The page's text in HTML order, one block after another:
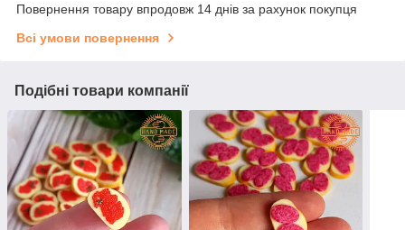
Повернення товару впродовж 14 днів за рахунок покупця
Всі умови повернення
Подібні товари компанії